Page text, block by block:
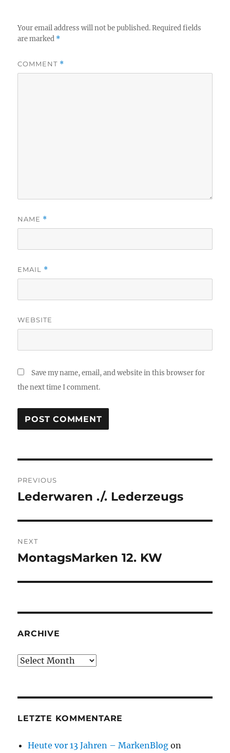
Your email address will not be published. Required fields
are marked *
COMMENT *
NAME *
EMAIL *
WEBSITE
Save my name, email, and website in this browser for
the next time I comment.
navigation
PREVIOUS
Previous
Lederwaren ./. Lederzeugs
NEXT
Next
MontagsMarken 12. KW
ARCHIVE
Archive
LETZTE KOMMENTARE
Heute vor 13 Jahren – MarkenBlog on